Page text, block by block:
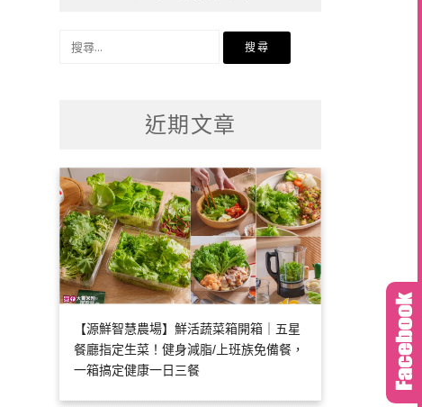
近期文章
【源鮮智慧農場】鮮活蔬菜箱開箱｜五星
餐廳指定生菜！健身減脂/上班族免備餐，
一箱搞定健康一日三餐